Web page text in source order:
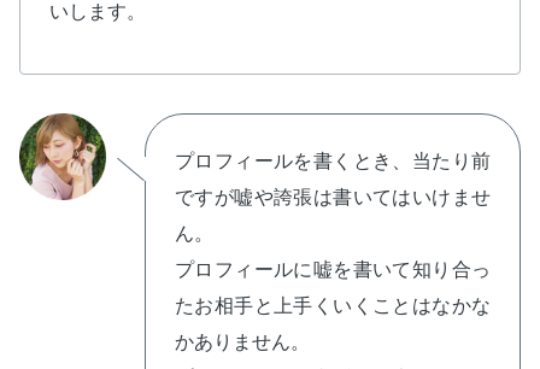
いします。
プロフィールを書くとき、当たり前
ですが嘘や誇張は書いてはいけませ
ん。
プロフィールに嘘を書いて知り合っ
たお相手と上手くいくことはなかな
かありません。